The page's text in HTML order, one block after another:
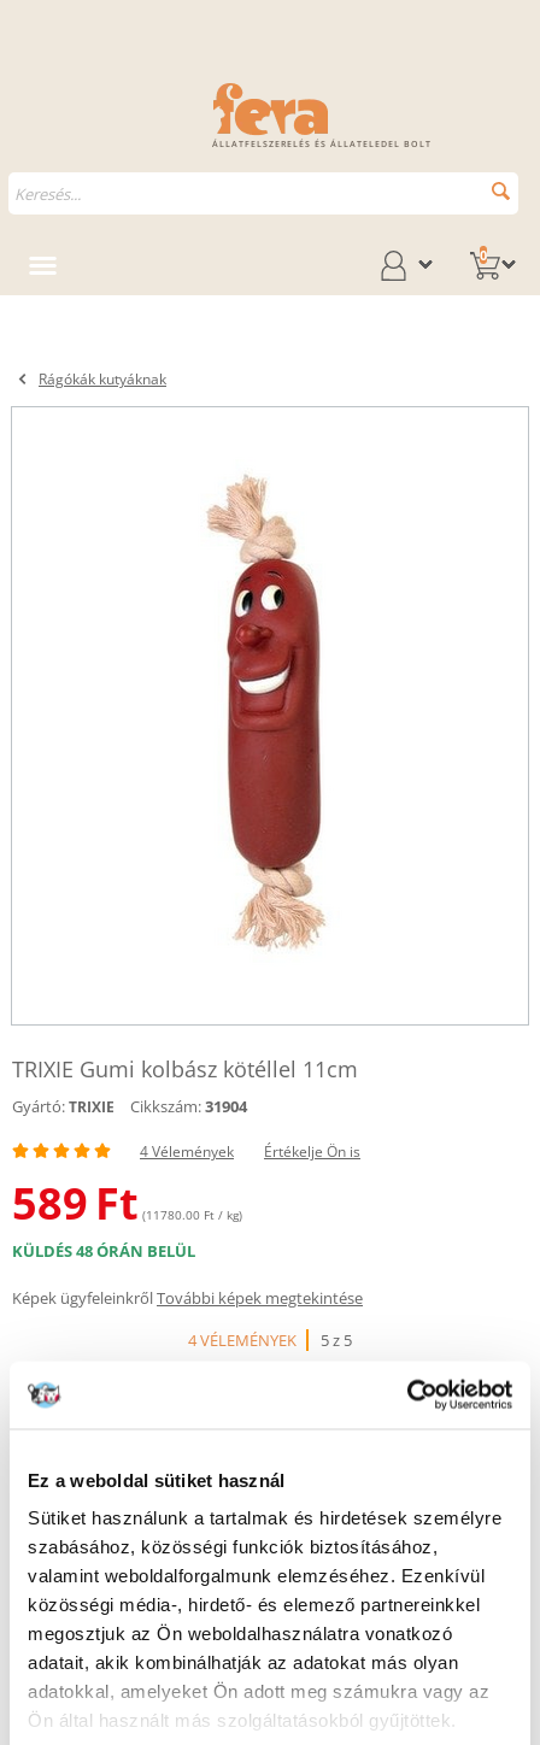
Ez a weboldal sütiket használ
Sütiket használunk a tartalmak és hirdetések személyre
szabásához, közösségi funkciók biztosításához,
valamint weboldalforgalmunk elemzéséhez. Ezenkívül
közösségi média-, hirdető- és elemező partnereinkkel
megosztjuk az Ön weboldalhasználatra vonatkozó
adatait, akik kombinálhatják az adatokat más olyan
adatokkal, amelyeket Ön adott meg számukra vagy az
Ön által használt más szolgáltatásokból gyűjtöttek.
ÁLLATFELSZERELÉS ÉS ÁLLATELEDEL BOLT
0
Rágókák kutyáknak
TRIXIE Gumi kolbász kötéllel 11cm
Gyártó:TRIXIE Cikkszám:31904
4 Vélemények Értékelje Ön is
589 Ft (11780.00 Ft / kg)
KÜLDÉS 48 ÓRÁN BELÜL
Képek ügyfeleinkrőlTovábbi képek megtekintése
4 VÉLEMÉNYEK
5 z 5
100%
Recommend
100% AZ ÜGYFELEK AJÁNLJÁK EZT A TERMÉKET
ÉRTÉKELJE ÖN IS
Leírás